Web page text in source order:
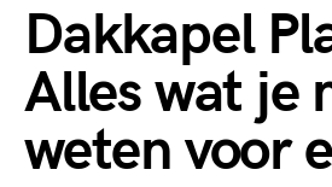
Dakkapel
Alles wat je
weten voor